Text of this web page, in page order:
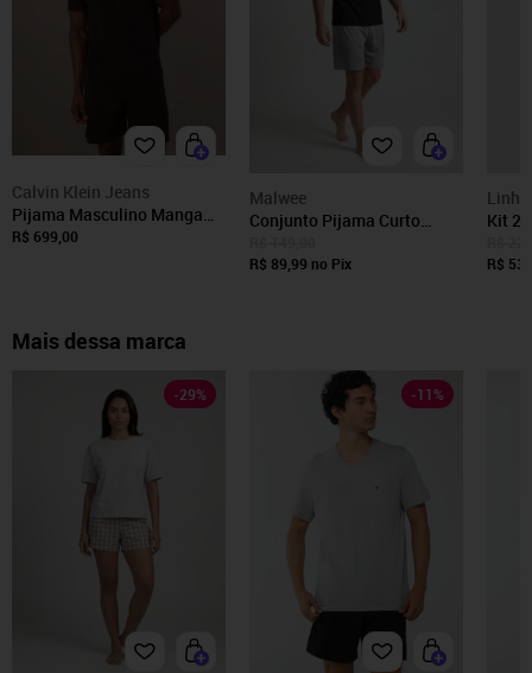
Calvin Klein Jeans
Pijama Masculino Manga
Curta e Bermuda Pima
R$ 699,00
Malwee
Conjunto Pijama Curto
R$ 89,99 no Pix
Kit 2
R$
Mais dessa marca
-29% -11 %